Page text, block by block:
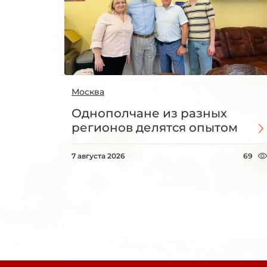
Москва
Однополчане из разных
регионов делятся опытом
7 августа 2026 69